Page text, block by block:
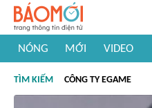
NÓNG MỚI VIDEO
#Khám phá thế giới
TÌM KIẾM CÔNG TY EGAME